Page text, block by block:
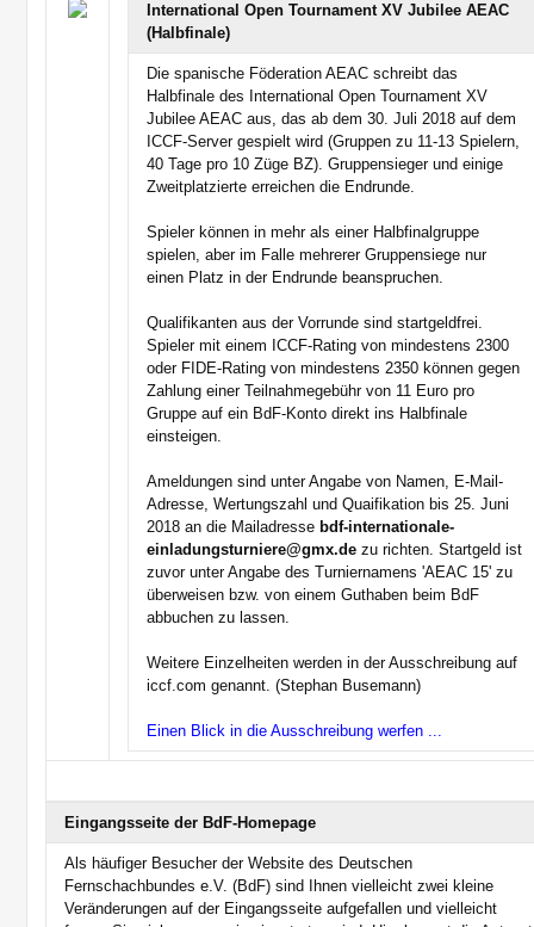
International Open Tournament XV Jubilee AEAC
(Halbfinale)
Die spanische Föderation AEAC schreibt das
Halbfinale des International Open Tournament XV
Jubilee AEAC aus, das ab dem 30. Juli 2018 auf dem
ICCF-Server gespielt wird (Gruppen zu 11-13 Spielern,
40 Tage pro 10 Züge BZ). Gruppensieger und einige
Zweitplatzierte erreichen die Endrunde.
Spieler können in mehr als einer Halbfinalgruppe
spielen, aber im Falle mehrerer Gruppensiege nur
einen Platz in der Endrunde beanspruchen.
Qualifikanten aus der Vorrunde sind startgeldfrei.
Spieler mit einem ICCF-Rating von mindestens 2300
oder FIDE-Rating von mindestens 2350 können gegen
Zahlung einer Teilnahmegebühr von 11 Euro pro
Gruppe auf ein BdF-Konto direkt ins Halbfinale
einsteigen.
Ameldungen sind unter Angabe von Namen, E-Mail-
Adresse, Wertungszahl und Quaifikation bis 25. Juni
2018 an die Mailadresse bdf-internationale-
einladungsturniere@gmx.de zu richten. Startgeld ist
zuvor unter Angabe des Turniernamens 'AEAC 15' zu
überweisen bzw. von einem Guthaben beim BdF
abbuchen zu lassen.
Weitere Einzelheiten werden in der Ausschreibung auf
iccf.com genannt. (Stephan Busemann)
Einen Blick in die Ausschreibung werfen ...
Eingangsseite der BdF-Homepage
Als häufiger Besucher der Website des Deutschen
Fernschachbundes e.V. (BdF) sind Ihnen vielleicht zwei kleine
Veränderungen auf der Eingangsseite aufgefallen und vielleicht